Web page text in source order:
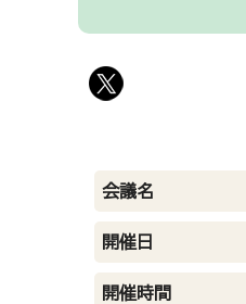
会議名
開催日
開催時間